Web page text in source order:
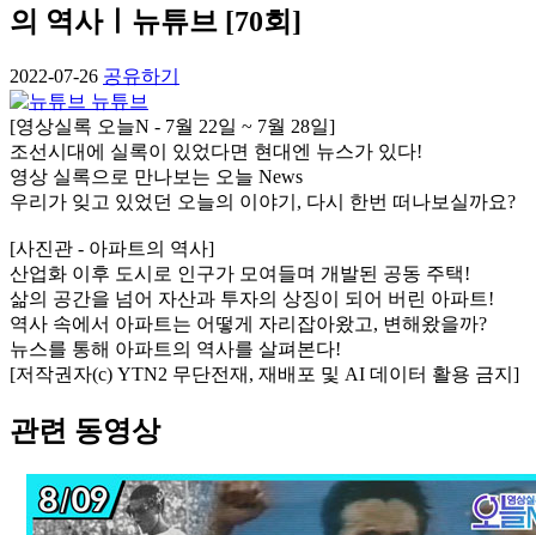
의 역사ㅣ뉴튜브 [70회]
2022-07-26 공유하기
뉴튜브
[영상실록 오늘N - 7월 22일 ~ 7월 28일]
조선시대에 실록이 있었다면 현대엔 뉴스가 있다!
영상 실록으로 만나보는 오늘 News
우리가 잊고 있었던 오늘의 이야기, 다시 한번 떠나보실까요?
[사진관 - 아파트의 역사]
산업화 이후 도시로 인구가 모여들며 개발된 공동 주택!
삶의 공간을 넘어 자산과 투자의 상징이 되어 버린 아파트!
역사 속에서 아파트는 어떻게 자리잡아왔고, 변해왔을까?
뉴스를 통해 아파트의 역사를 살펴본다!
[저작권자(c) YTN2 무단전재, 재배포 및 AI 데이터 활용 금지]
관련 동영상